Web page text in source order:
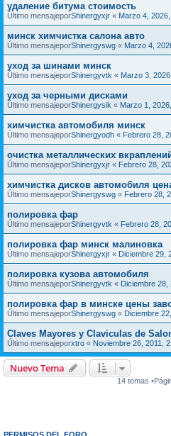
удаление битума стоимость
Último mensajeporShinergyxjr « Marzo 4,
минск химчистка салона авто
Último mensajeporShinergyswg « Marzo 4,
уход за шинами минск
Último mensajeporShinergyvtk « Marzo 3,
уход за черными дисками
Último mensajeporShinergysik « Marzo 1,
химчистка автомобиля минск
Último mensajeporShinergyodh « Febrero 28,
очистка металлических
Último mensajeporShinergyxjr « Febrero 28,
химчистка дисков автомобиля
Último mensajeporShinergyswg « Febrero 28,
полировка фар
Último mensajeporShinergyvtk « Febrero 28,
полировка фар минск малиновка
Último mensajeporShinergyxjr « Diciembre 29,
полировка кузова автомобиля
Último mensajeporShinergyvtk « Diciembre 28,
полировка фар в минске цены
Último mensajeporShinergyswg « Diciembre
Claves Mayores y Claviculas de
Último mensajeporxtro « Noviembre 26, 2011,
Nuevo Tema
14 temas